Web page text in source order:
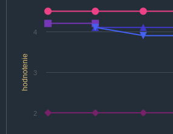
hodnotenie
2
3
4